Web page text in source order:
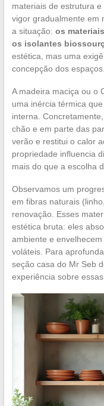
materiais de estrutura
vigor gradualmente em
a situação: os
os isolantes
estética, mas uma
concepção dos espaços.
A madeira maciça ou o
uma inércia térmica
interna.
chão e em parte das
verão e restitui o calor
propriedade influencia
mais do que a escolha
Observamos um
em fibras naturais
renovação. Esses
estética bruta: eles
ambiente e
voláteis. Para
seção casa do Mr Seb
experiência sobre